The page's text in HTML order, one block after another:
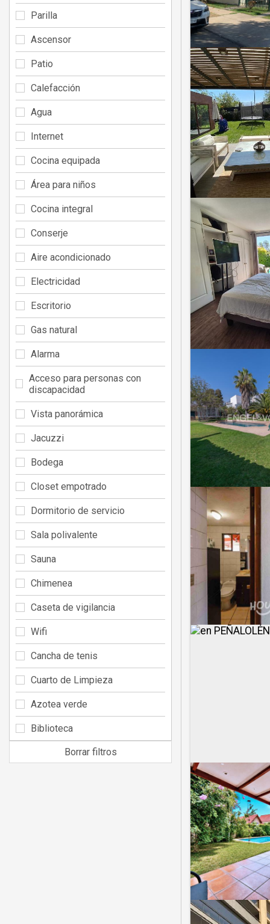
Parilla
Ascensor
Patio
Calefacción
Agua
Internet
Cocina equipada
Área para niños
Cocina integral
Conserje
Aire acondicionado
Electricidad
Escritorio
Gas natural
Alarma
Acceso para personas con
discapacidad
Vista panorámica
Jacuzzi
Bodega
Closet empotrado
Dormitorio de servicio
Sala polivalente
Sauna
Chimenea
Caseta de vigilancia
Wifi
Cancha de tenis
Cuarto de Limpieza
Azotea verde
Biblioteca
Borrar filtros